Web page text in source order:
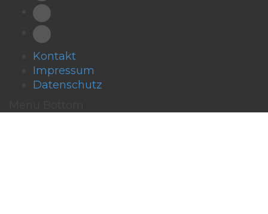
Kontakt
Impressum
Datenschutz